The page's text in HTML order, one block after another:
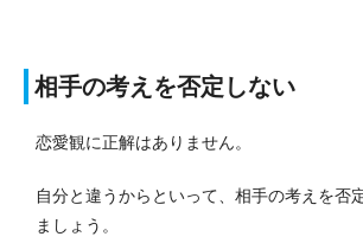
相手の考えを否定しない
恋愛観に正解はありません。
自分と違うからといって、相手の考えを否
ましょう。